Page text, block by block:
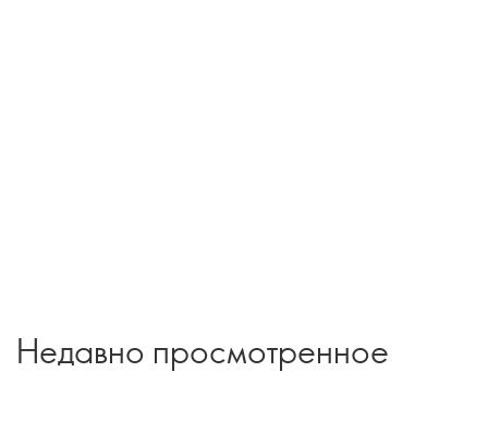
Недавно просмотренное